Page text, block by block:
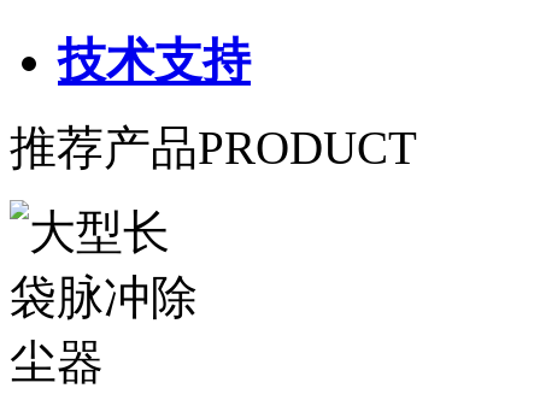
技术支持
推荐产品PRODUCT